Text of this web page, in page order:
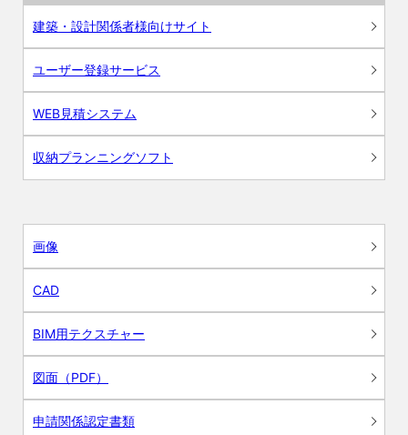
建築・設計関係者様向けサイト
ユーザー登録サービス
WEB見積システム
収納プランニングソフト
画像
CAD
BIM用テクスチャー
図面（PDF）
申請関係認定書類